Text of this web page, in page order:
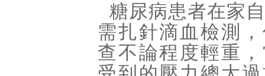
糖尿病患者在家
需扎針滴血檢測
查不論程度輕重